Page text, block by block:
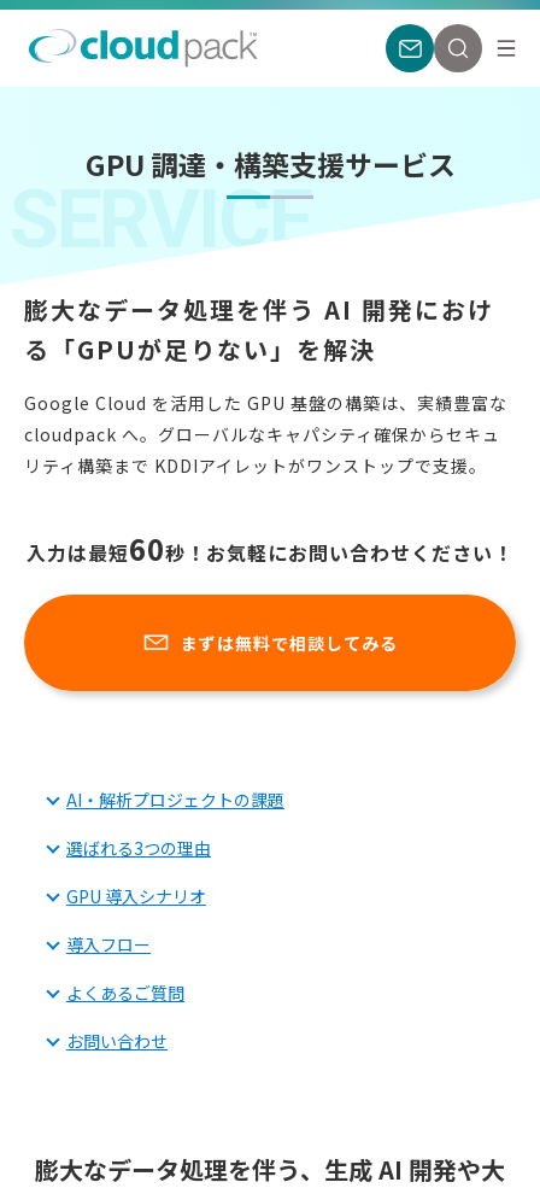
GPU 調達・構築支援サービス
SERVICE
膨大なデータ処理を伴う AI 開発におけ
る 「GPUが足りない」を解決
Google Cloud を活用した GPU 基盤の構築は、実績豊富な
cloudpack へ。 グローバルなキャパシティ確保からセキュ
リティ構築まで KDDIアイレットがワンストップで支援。
入力は最短60秒！お気軽にお問い合わせください！
まずは無料で相談してみる
AI・解析プロジェクトの課題
選ばれる3つの理由
GPU 導入シナリオ
導入フロー
よくあるご質問
お問い合わせ
膨大なデータ処理を伴う、生成 AI 開発や大